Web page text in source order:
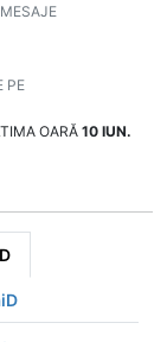
MESAJE
PE
OARĂ 10 IUN.